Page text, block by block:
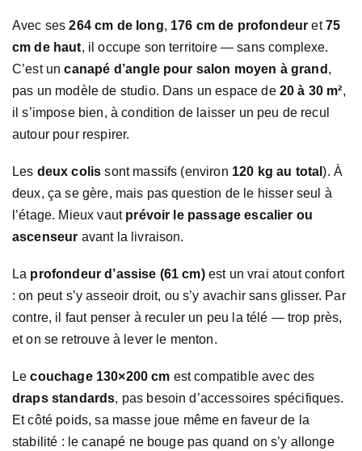
Avec ses264 cm de long, 176 cm de profondeur et75
cm de haut, il occupe son territoire — sans complexe.
C’est uncanapé d’angle pour salon moyen à grand ,
pas un modèle de studio. Dans un espace de 20 à 30 m²,
il s’impose bien, à condition de laisser un peu de recul
autour pour respirer.
Les deux colis sont massifs (environ 120 kg au total). À
deux, ça se gère, mais pas question de le hisser seul à
l’étage. Mieux vaut prévoir le passage escalier ou
ascenseur avant la livraison.
La profondeur d’assise (61 cm)est un vrai atout confort
: on peut s’y asseoir droit, ou s’y avachir sans glisser. Par
contre, il faut penser à reculer un peu la télé — trop près,
et on se retrouve à lever le menton.
Lecouchage 130×200 cm est compatible avec des
draps standards, pas besoin d’accessoires spécifiques.
Et côté poids, sa masse joue même en faveur de la
stabilité : le canapé ne bouge pas quand on s’y allonge